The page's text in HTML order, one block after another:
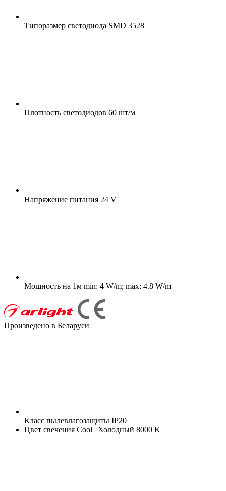
Типоразмер светодиода SMD 3528
Плотность светодиодов 60 шт/м
Напряжение питания 24 V
Мощность на 1м min: 4 W/m; max: 4.8 W/m
Произведено в Беларуси
Класс пылевлагозащиты IP20
Цвет свечения Cool | Холодный 8000 K